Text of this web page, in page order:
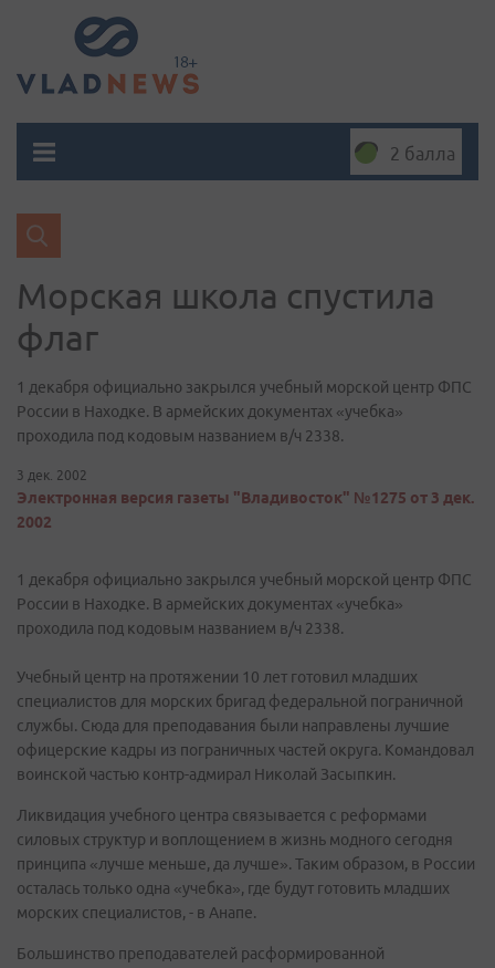
2 балла
Морская школа спустила
флаг
1 декабря официально закрылся учебный морской центр ФПС
России в Находке. В армейских документах «учебка»
проходила под кодовым названием в/ч 2338.
3 дек. 2002
Электронная версия газеты "Владивосток" №1275 от 3 дек.
2002
1 декабря официально закрылся учебный морской центр ФПС
России в Находке. В армейских документах «учебка»
проходила под кодовым названием в/ч 2338.
Учебный центр на протяжении 10 лет готовил младших
специалистов для морских бригад федеральной пограничной
службы. Сюда для преподавания были направлены лучшие
офицерские кадры из пограничных частей округа. Командовал
воинской частью контр-адмирал Николай Засыпкин.
Ликвидация учебного центра связывается с реформами
силовых структур и воплощением в жизнь модного сегодня
принципа «лучше меньше, да лучше». Таким образом, в России
осталась только одна «учебка», где будут готовить младших
морских специалистов, - в Анапе.
Большинство преподавателей расформированной